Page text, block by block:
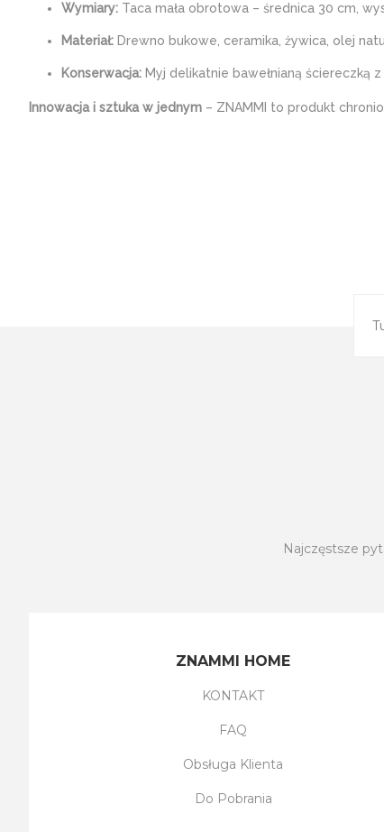
Wymiary: Taca mała obrotowa – średnica 30 cm,
Materiał: Drewno bukowe, ceramika, żywica, olej
Konserwacja: Myj delikatnie bawełnianą ściereczką
Innowacja i sztuka w jednym – ZNAMMI to produkt
Najczęstsze
ZNAMMI HOME
KONTAKT
FAQ
Obsługa Klienta
Do Pobrania